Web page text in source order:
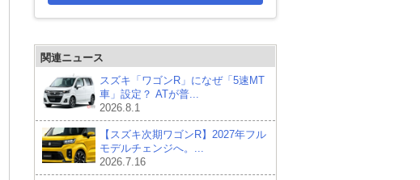
関連ニュース
スズキ「ワゴンR」になぜ「5速MT
車」設定？ ATが普...
2026.8.1
【スズキ次期ワゴンR】2027年フル
モデルチェンジへ。...
2026.7.16